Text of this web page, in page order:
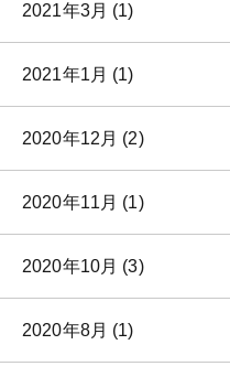
2021年3月 (1)
2021年1月 (1)
2020年12月 (2)
2020年11月 (1)
2020年10月 (3)
2020年8月 (1)